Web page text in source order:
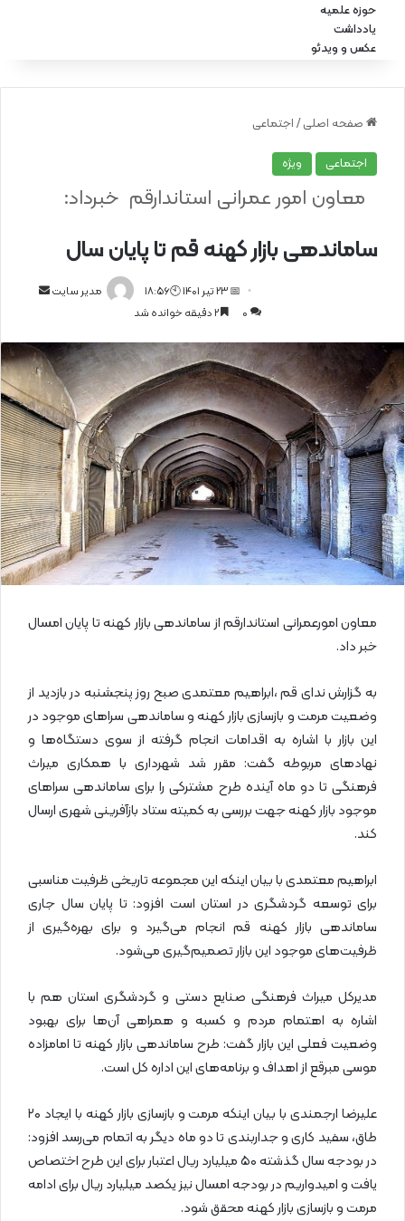
حوزه علمیه
یادداشت
عکس و ویدئو
صفحه اصلی / اجتماعی
اجتماعی ویژه
ساماندهی بازار کهنه قم تا پایان سال
معاون امور عمرانی استاندارقم خبرداد:
مدیر سایت
ا
ل
ا
ی
م
ی
ل
📅 23 تیر 1401 🕙18:56
0
معاون امورعمرانی استاندارقم از ساماندهی بازار کهنه تا پایان امسال
خبر داد.
به گزارش ندای قم ،ابراهیم معتمدی صبح روز پنجشنبه در بازدید از
وضعیت مرمت و بازسازی بازار کهنه و ساماندهی سرا‌های موجود در
این بازار با اشاره به اقدامات انجام گرفته از سوی دستگاه‌ها و
نهاد‌های مربوطه گفت: مقرر شد شهرداری با همکاری میراث
فرهنگی تا دو ماه آینده طرح مشترکی را برای ساماندهی سرا‌های
موجود بازار کهنه جهت بررسی به کمیته ستاد بازآفرینی شهری ارسال
کند.
ابراهیم معتمدی با بیان اینکه این مجموعه تاریخی ظرفیت مناسبی
برای توسعه گردشگری در استان است افزود: تا پایان سال جاری
ساماندهی بازار کهنه قم انجام می‌گیرد و برای بهره‌گیری از
ظرفیت‌های موجود این بازار تصمیم‌گیری می‌شود.
مدیرکل میراث فرهنگی صنایع دستی و گردشگری استان هم با
اشاره به اهتمام مردم و کسبه و همراهی آن‌ها برای بهبود
وضعیت فعلی این بازار گفت: طرح ساماندهی بازار کهنه تا امامزاده
موسی مبرقع از اهداف و برنامه‌های این اداره کل است.
علیرضا ارجمندی با بیان اینکه مرمت و بازسازی بازار کهنه با ایجاد ۲۰
طاق، سفید کاری و جداربندی تا دو ماه دیگر به اتمام می‌رسد افزود:
در بودجه سال گذشته ۵۰ میلیارد ریال اعتبار برای این طرح اختصاص
یافت و امیدواریم در بودجه امسال نیز یکصد میلیارد ریال برای ادامه
مرمت و بازسازی بازار کهنه محقق شود.